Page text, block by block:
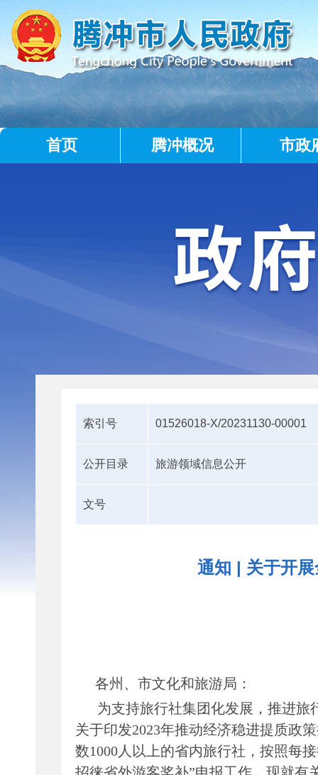
首页 腾冲概况 市政
索引号 01526018-X/20231130-00001
公开目录 旅游领域信息公开
文号
通知 | 关于开
各州、市文化和旅游局：
为支持旅行社集团化发展，推进
关于印发2023年推动经济稳进提质政
数1000人以上的省内旅行社，按照每